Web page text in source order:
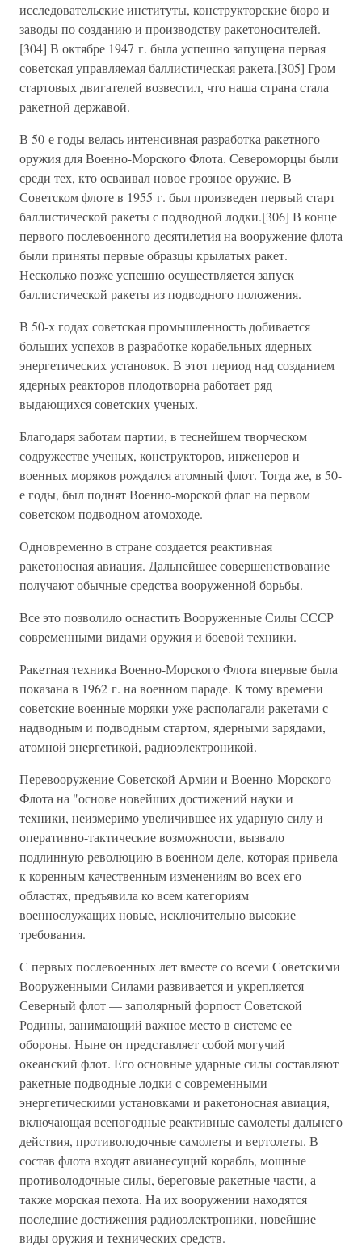
исследовательские институты, конструкторские бюро и
заводы по созданию и производству ракетоносителей.
[304] В октябре 1947 г. была успешно запущена первая
советская управляемая баллистическая ракета.[305] Гром
стартовых двигателей возвестил, что наша страна стала
ракетной державой.
В 50-е годы велась интенсивная разработка ракетного
оружия для Военно-Морского Флота. Североморцы были
среди тех, кто осваивал новое грозное оружие. В
Советском флоте в 1955 г. был произведен первый старт
баллистической ракеты с подводной лодки.[306] В конце
первого послевоенного десятилетия на вооружение флота
были приняты первые образцы крылатых ракет.
Несколько позже успешно осуществляется запуск
баллистической ракеты из подводного положения.
В 50-х годах советская промышленность добивается
больших успехов в разработке корабельных ядерных
энергетических установок. В этот период над созданием
ядерных реакторов плодотворна работает ряд
выдающихся советских ученых.
Благодаря заботам партии, в теснейшем творческом
содружестве ученых, конструкторов, инженеров и
военных моряков рождался атомный флот. Тогда же, в 50-
е годы, был поднят Военно-морской флаг на первом
советском подводном атомоходе.
Одновременно в стране создается реактивная
ракетоносная авиация. Дальнейшее совершенствование
получают обычные средства вооруженной борьбы.
Все это позволило оснастить Вооруженные Силы СССР
современными видами оружия и боевой техники.
Ракетная техника Военно-Морского Флота впервые была
показана в 1962 г. на военном параде. К тому времени
советские военные моряки уже располагали ракетами с
надводным и подводным стартом, ядерными зарядами,
атомной энергетикой, радиоэлектроникой.
Перевооружение Советской Армии и Военно-Морского
Флота на "основе новейших достижений науки и
техники, неизмеримо увеличившее их ударную силу и
оперативно-тактические возможности, вызвало
подлинную революцию в военном деле, которая привела
к коренным качественным изменениям во всех его
областях, предъявила ко всем категориям
военнослужащих новые, исключительно высокие
требования.
С первых послевоенных лет вместе со всеми Советскими
Вооруженными Силами развивается и укрепляется
Северный флот — заполярный форпост Советской
Родины, занимающий важное место в системе ее
обороны. Ныне он представляет собой могучий
океанский флот. Его основные ударные силы составляют
ракетные подводные лодки с современными
энергетическими установками и ракетоносная авиация,
включающая всепогодные реактивные самолеты дальнего
действия, противолодочные самолеты и вертолеты. В
состав флота входят авианесущий корабль, мощные
противолодочные силы, береговые ракетные части, а
также морская пехота. На их вооружении находятся
последние достижения радиоэлектроники, новейшие
виды оружия и технических средств.